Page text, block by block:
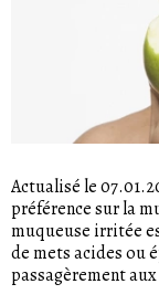
Actualisé le
préférence sur la
muqueuse irritée
de mets acides ou
passagèrement